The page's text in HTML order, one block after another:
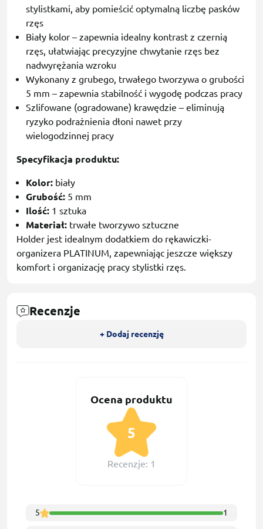
stylistkami, aby pomieścić optymalną liczbę pasków
rzęs
Biały kolor – zapewnia idealny kontrast z czernią
rzęs, ułatwiając precyzyjne chwytanie rzęs bez
nadwyrężania wzroku
Wykonany z grubego, trwałego tworzywa o grubości
5 mm – zapewnia stabilność i wygodę podczas pracy
Szlifowane (ogradowane) krawędzie – eliminują
ryzyko podrażnienia dłoni nawet przy
wielogodzinnej pracy
Specyfikacja produktu:
Kolor: biały
Grubość: 5 mm
Ilość: 1 sztuka
Materiał: trwałe tworzywo sztuczne
Holder jest idealnym dodatkiem do rękawiczki-
organizera PLATINUM, zapewniając jeszcze większy
komfort i organizację pracy stylistki rzęs.
Recenzje
+ Dodaj recenzję
Ocena produktu
5
Recenzje: 1
5 1